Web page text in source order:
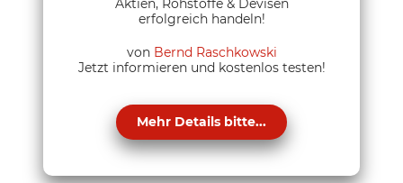
Aktien, Rohstoffe & Devisen
erfolgreich handeln!
von Bernd Raschkowski
Jetzt informieren und kostenlos testen!
Mehr Details bitte...